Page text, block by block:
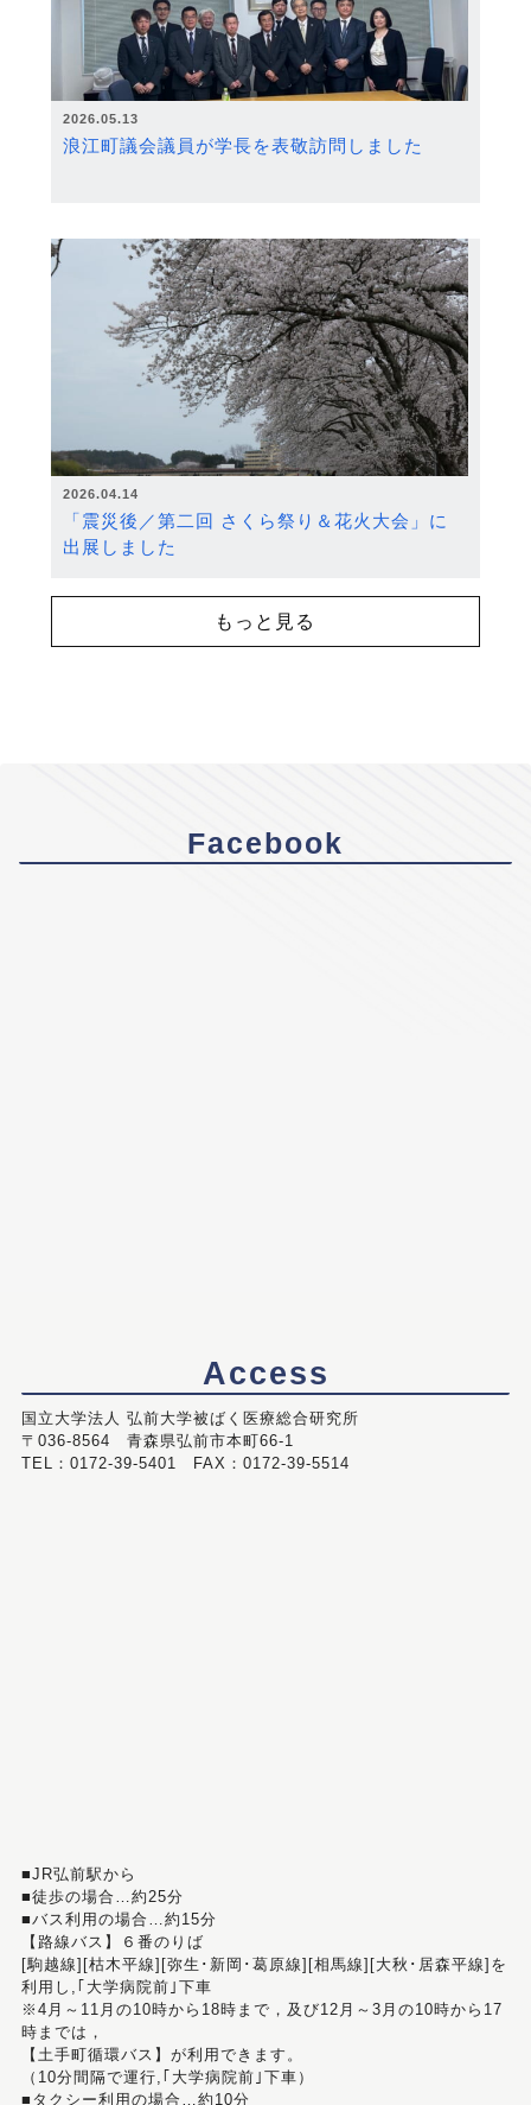
2026.05.13
浪江町議会議員が学長を表敬訪問しました
2026.04.14
「震災後／第二回 さくら祭り＆花火大会」に
出展しました
もっと見る
Facebook
Access
国立大学法人 弘前大学被ばく医療総合研究所
〒036-8564 青森県弘前市本町66-1
TEL：0172-39-5401 FAX：0172-39-5514
■JR弘前駅から
■徒歩の場合…約25分
■バス利用の場合…約15分
【路線バス】６番のりば
[駒越線][枯木平線][弥生･新岡･葛原線][相馬線][大秋･居森平線]を
利用し,｢大学病院前｣下車
※4月～11月の10時から18時まで，及び12月～3月の10時から17
時までは，
【土手町循環バス】が利用できます。
（10分間隔で運行,｢大学病院前｣下車）
■タクシー利用の場合…約10分